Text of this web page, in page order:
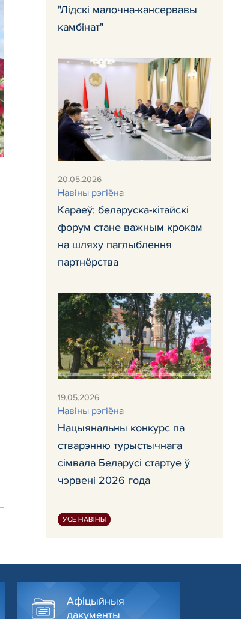
"Лідскі малочна-кансервавы
камбінат"
20.05.2026
Навіны рэгіёна
Караеў: беларуска-кітайскі
форум стане важным крокам
на шляху паглыблення
партнёрства
19.05.2026
Навіны рэгіёна
Нацыянальны конкурс па
стварэнню турыстычнага
сімвала Беларусі стартуе ў
чэрвені 2026 года
УСЕ НАВІНЫ
Афіцыйныя
дакументы